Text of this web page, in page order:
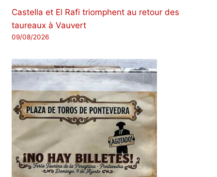
Castella et El Rafi triomphent au retour des
taureaux à Vauvert
09/08/2026